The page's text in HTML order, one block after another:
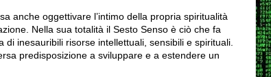
anche oggettivare l’intimo della propria spiritualità
Nella sua totalità il Sesto Senso è ciò che fa
di inesauribili risorse intellettuali, sensibili e spirituali.
predisposizione a sviluppare e a estendere un